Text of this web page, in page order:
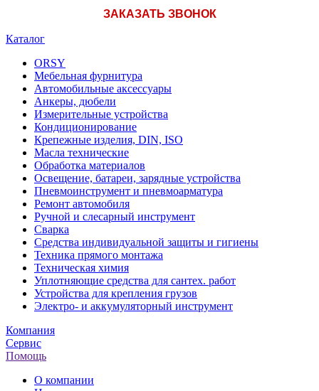
ЗАКАЗАТЬ ЗВОНОК
Каталог
ORSY
Мебельная фурнитура
Автомобильные аксессуары
Анкеры, дюбели
Измерительные устройства
Кондиционирование
Крепежные изделия, DIN, ISO
Масла технические
Обработка материалов
Освещение, батареи, зарядные устройства
Пневмоинструмент и пневмоарматура
Ремонт автомобиля
Ручной и слесарный инструмент
Сварка
Средства индивидуальной защиты и гигиены
Техника прямого монтажа
Техническая химия
Уплотняющие средства для сантех. работ
Устройства для крепления грузов
Электро- и аккумуляторный инструмент
Компания
Сервис
Помощь
О компании